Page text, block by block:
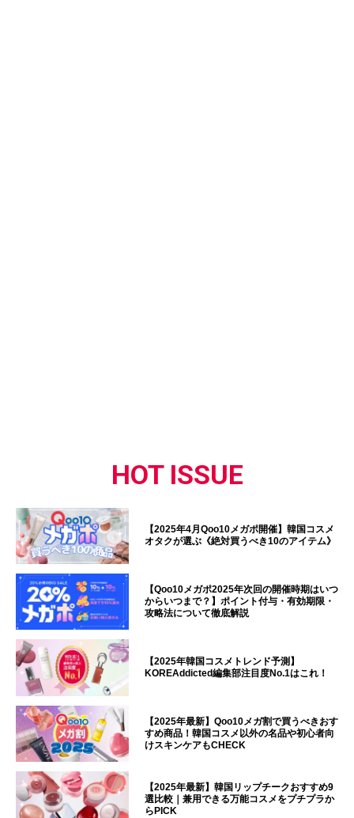
HOT ISSUE
【2025年4月Qoo10メガポ開催】韓国コスメ
オタクが選ぶ《絶対買うべき10のアイテム》
【Qoo10メガポ2025年次回の開催時期はいつ
からいつまで？】ポイント付与・有効期限・
攻略法について徹底解説
【2025年韓国コスメトレンド予測】
KOREAddicted編集部注目度No.1はこれ！
【2025年最新】Qoo10メガ割で買うべきおす
すめ商品！韓国コスメ以外の名品や初心者向
けスキンケアもCHECK
【2025年最新】韓国リップチークおすすめ9
選比較｜兼用できる万能コスメをプチプラか
らPICK